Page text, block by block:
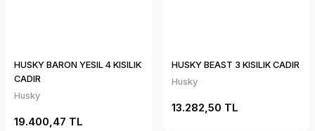
HUSKY BARON YESIL 4 KISILIK
CADIR
Husky
19.400,47 TL
HUSKY BEAST 3 KISILIK CADIR
Husky
13.282,50 TL